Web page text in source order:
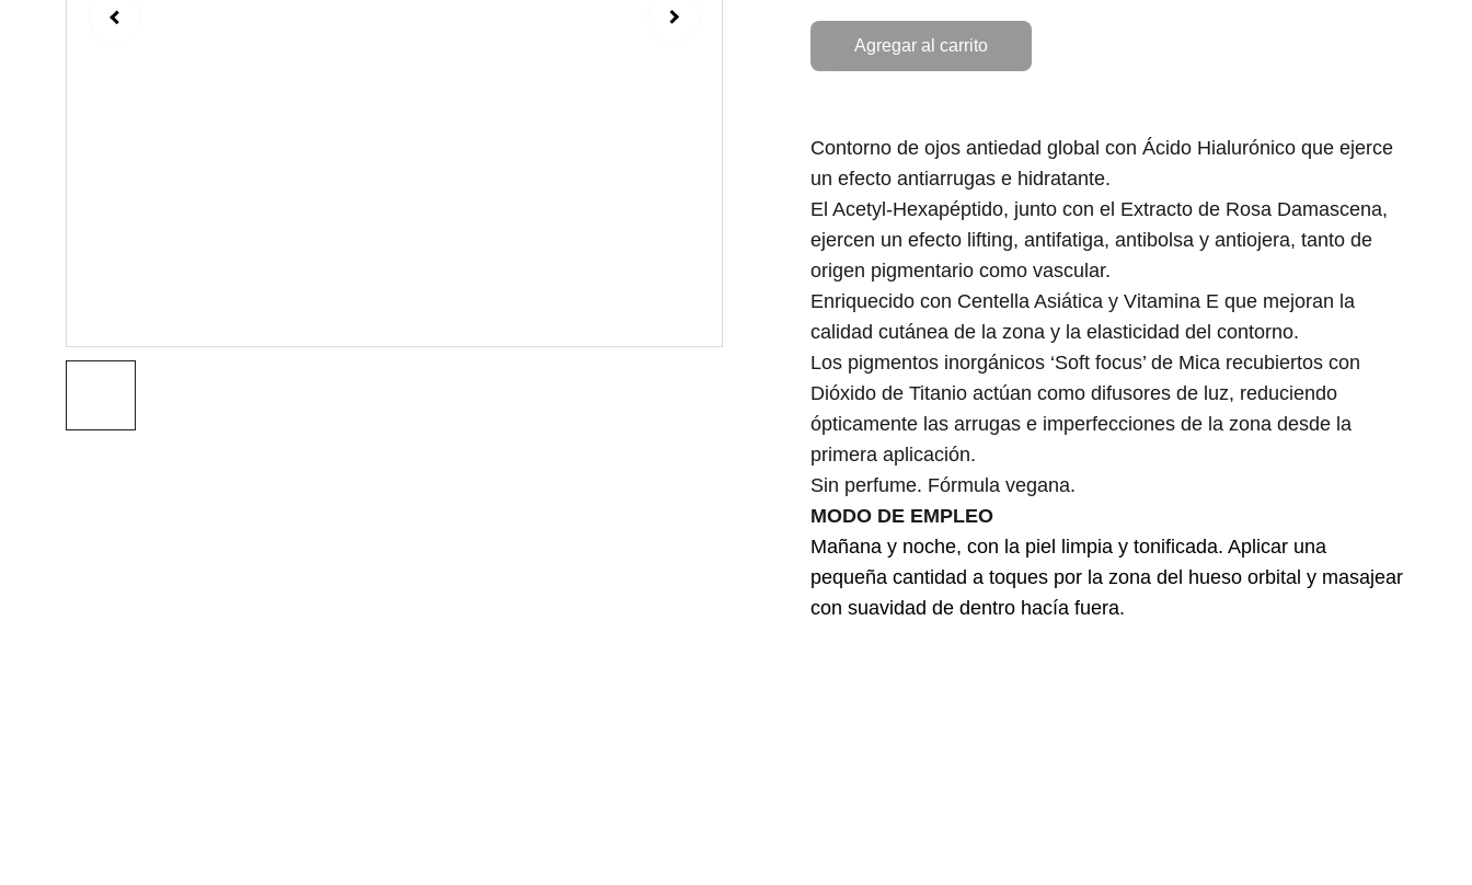
Agregar al carrito
Contorno de ojos antiedad global con Ácido Hialurónico que ejerce
un efecto antiarrugas e hidratante.
El Acetyl-Hexapéptido, junto con el Extracto de Rosa Damascena,
ejercen un efecto lifting, antifatiga, antibolsa y antiojera, tanto de
origen pigmentario como vascular.
Enriquecido con Centella Asiática y Vitamina E que mejoran la
calidad cutánea de la zona y la elasticidad del contorno.
Los pigmentos inorgánicos ‘Soft focus’ de Mica recubiertos con
Dióxido de Titanio actúan como difusores de luz, reduciendo
ópticamente las arrugas e imperfecciones de la zona desde la
primera aplicación.
Sin perfume. Fórmula vegana.
MODO DE EMPLEO
Mañana y noche, con la piel limpia y tonificada. Aplicar una
pequeña cantidad a toques por la zona del hueso orbital y masajear
con suavidad de dentro hacía fuera.